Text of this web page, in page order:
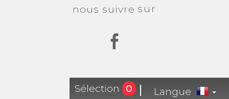
nous suivre sur
Sélection 0 Langue